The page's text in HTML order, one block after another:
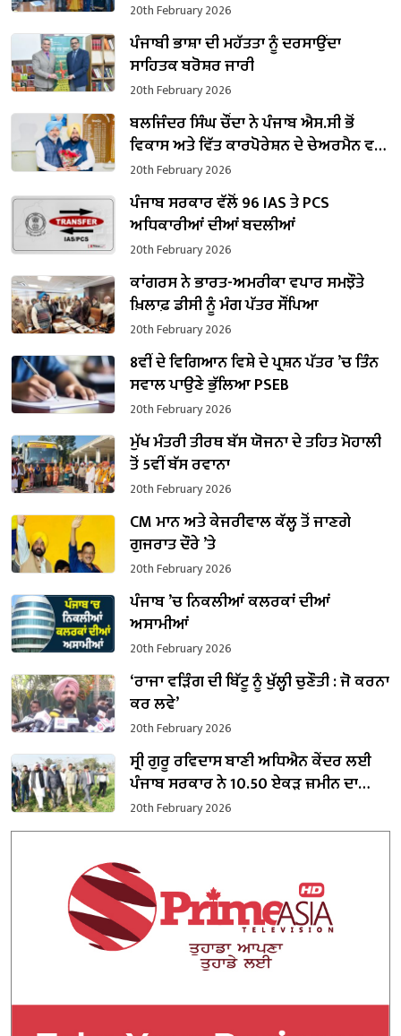
20th February 2026
ਪੰਜਾਬੀ ਭਾਸ਼ਾ ਦੀ ਮਹੱਤਤਾ ਨੂੰ ਦਰਸਾਉਂਦਾ
ਸਾਹਿਤਕ ਬਰੋਸ਼ਰ ਜਾਰੀ
20th February 2026
ਬਲਜਿੰਦਰ ਸਿੰਘ ਚੌਂਦਾ ਨੇ ਪੰਜਾਬ ਐਸ.ਸੀ ਭੋਂ
ਵਿਕਾਸ ਅਤੇ ਵਿੱਤ ਕਾਰਪੋਰੇਸ਼ਨ ਦੇ ਚੇਅਰਮੈਨ ਵਜੋਂ
ਸੰਭਾਲਿਆ ਕਾਰਜਭਾਰ
20th February 2026
ਪੰਜਾਬ ਸਰਕਾਰ ਵੱਲੋਂ 96 IAS ਤੇ PCS
ਅਧਿਕਾਰੀਆਂ ਦੀਆਂ ਬਦਲੀਆਂ
20th February 2026
ਕਾਂਗਰਸ ਨੇ ਭਾਰਤ-ਅਮਰੀਕਾ ਵਪਾਰ ਸਮਝੌਤੇ
ਖ਼ਿਲਾਫ਼ ਡੀਸੀ ਨੂੰ ਮੰਗ ਪੱਤਰ ਸੌਂਪਿਆ
20th February 2026
8ਵੀਂ ਦੇ ਵਿਗਿਆਨ ਵਿਸ਼ੇ ਦੇ ਪ੍ਰਸ਼ਨ ਪੱਤਰ ’ਚ ਤਿੰਨ
ਸਵਾਲ ਪਾਉਣੇ ਭੁੱਲਿਆ PSEB
20th February 2026
ਮੁੱਖ ਮੰਤਰੀ ਤੀਰਥ ਬੱਸ ਯੋਜਨਾ ਦੇ ਤਹਿਤ ਮੋਹਾਲੀ
ਤੋਂ 5ਵੀਂ ਬੱਸ ਰਵਾਨਾ
20th February 2026
CM ਮਾਨ ਅਤੇ ਕੇਜਰੀਵਾਲ ਕੱਲ੍ਹ ਤੋਂ ਜਾਣਗੇ
ਗੁਜਰਾਤ ਦੌਰੇ ’ਤੇ
20th February 2026
ਪੰਜਾਬ ’ਚ ਨਿਕਲੀਆਂ ਕਲਰਕਾਂ ਦੀਆਂ
ਅਸਾਮੀਆਂ
20th February 2026
‘ਰਾਜਾ ਵੜਿੰਗ ਦੀ ਬਿੱਟੂ ਨੂੰ ਖੁੱਲ੍ਹੀ ਚੁਣੌਤੀ : ਜੋ ਕਰਨਾ
ਕਰ ਲਵੇ’
20th February 2026
ਸ੍ਰੀ ਗੁਰੂ ਰਵਿਦਾਸ ਬਾਣੀ ਅਧਿਐਨ ਕੇਂਦਰ ਲਈ
ਪੰਜਾਬ ਸਰਕਾਰ ਨੇ 10.50 ਏਕੜ ਜ਼ਮੀਨ ਦਾ
ਕਬਜ਼ਾ ਲਿਆ
20th February 2026